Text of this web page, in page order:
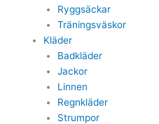
Ryggsäckar
Träningsväskor
Kläder
Badkläder
Jackor
Linnen
Regnkläder
Strumpor